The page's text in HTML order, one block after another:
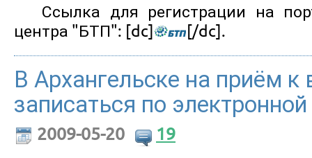
Ссылка для регистрации на
центра "БТП": [dc]
[/dc].
В Архангельске на приём
записаться по
2009-05-20 19